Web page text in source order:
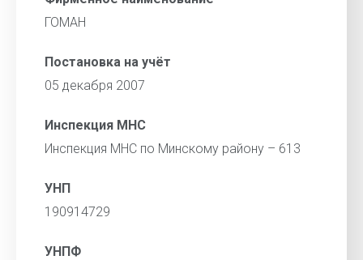
ГОМАН
Постановка на учёт
05 декабря 2007
Инспекция МНС
Инспекция МНС по Минскому району – 613
УНП
190914729
УНПФ